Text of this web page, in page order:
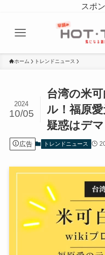
スポ
ホーム トレンドニュース
台湾の米
ル！福原
疑惑はデマ
2024
10/05
広告 トレンドニュース